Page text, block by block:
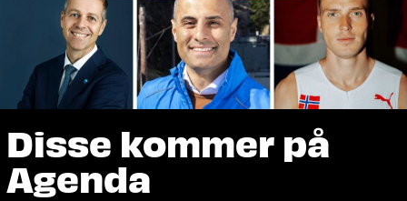
Disse kommer på
Agenda